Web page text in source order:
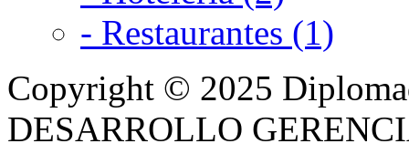
- Restaurantes (1)
Copyright © 2025
DESARROLLO